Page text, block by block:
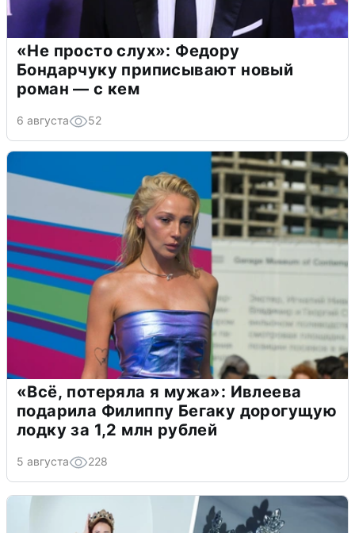
«Не просто слух»: Федору
Бондарчуку приписывают новый
роман — с кем
6 августа 52
«Всё, потеряла я мужа»: Ивлеева
подарила Филиппу Бегаку дорогущую
лодку за 1,2 млн рублей
5 августа 228